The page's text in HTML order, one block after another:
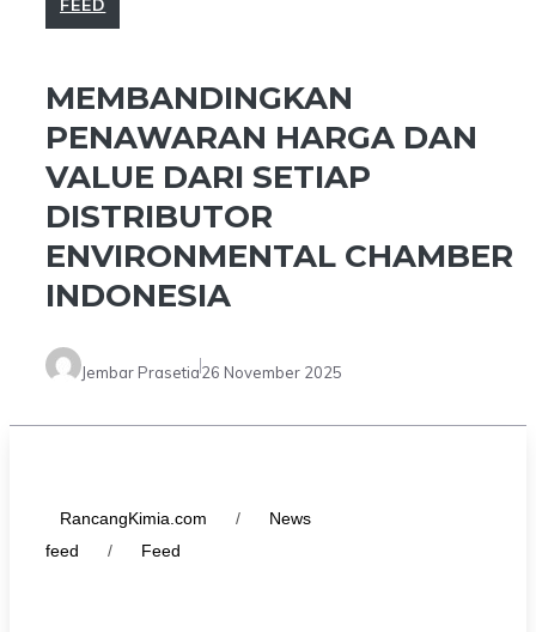
FEED
MEMBANDINGKAN
PENAWARAN HARGA DAN
VALUE DARI SETIAP
DISTRIBUTOR
ENVIRONMENTAL CHAMBER
INDONESIA
Jembar Prasetia26 November 2025
RancangKimia.com /
News
feed
/ Feed